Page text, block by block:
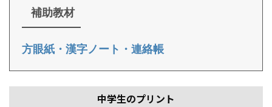
補助教材
方眼紙・漢字ノート・連絡帳
中学生のプリント